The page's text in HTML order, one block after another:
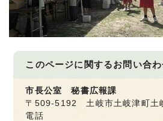
このページに関するお問い合わ
市長公室 秘書広報課
〒509-5192 土岐市土岐津町土
電話